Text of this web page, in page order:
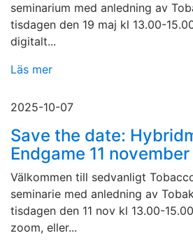
seminarium med anledning av
tisdagen den 19 maj kl 13.00-
digitalt...
Läs mer
2025-10-07
Save the date:
Endgame 11 november
Välkommen till sedvanligt
seminarie med anledning av
tisdagen den 11 nov kl 13.00-
zoom, eller...